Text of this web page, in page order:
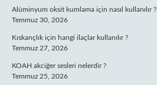
Alüminyum oksit kumlama için nasıl kullanılır ?
Temmuz 30, 2026
Kıskançlık için hangi ilaçlar kullanılır ?
Temmuz 27, 2026
KOAH akciğer sesleri nelerdir ?
Temmuz 25, 2026